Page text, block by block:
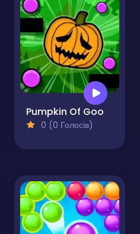
Pumpkin Of Goo
0 (0 Голосів)